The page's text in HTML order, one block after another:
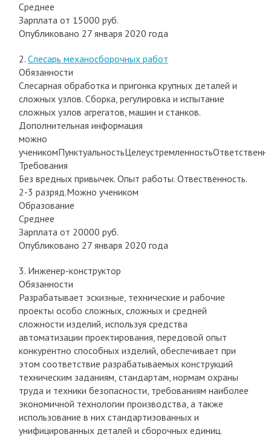
Среднее
Зарплата от 15000 руб.
Опубликовано 27 января 2020 года
2. Слесарь механосборочных работ
Обязанности
Слесарная обработка и пригонка крупных деталей и
сложных узлов. Сборка, регулировка и испытание
сложных узлов агрегатов, машин и станков.
Дополнительная информация
можно
Требования
Без вредных привычек. Опыт работы. Отвественность.
2-3 разряд.Можно учеником
Образование
Среднее
Зарплата от 20000 руб.
Опубликовано 27 января 2020 года
3. Инженер-конструктор
Обязанности
Разрабатывает эскизные, технические и рабочие
проекты особо сложных, сложных и средней
сложности изделий, используя средства
автоматизации проектирования, передовой опыт
конкурентно способных изделий, обеспечивает при
этом соответствие разрабатываемых конструкций
техническим заданиям, стандартам, нормам охраны
труда и техники безопасности, требованиям наиболее
экономичной технологии производства, а также
использование в них стандартизованных и
унифицированных деталей и сборочных единиц.